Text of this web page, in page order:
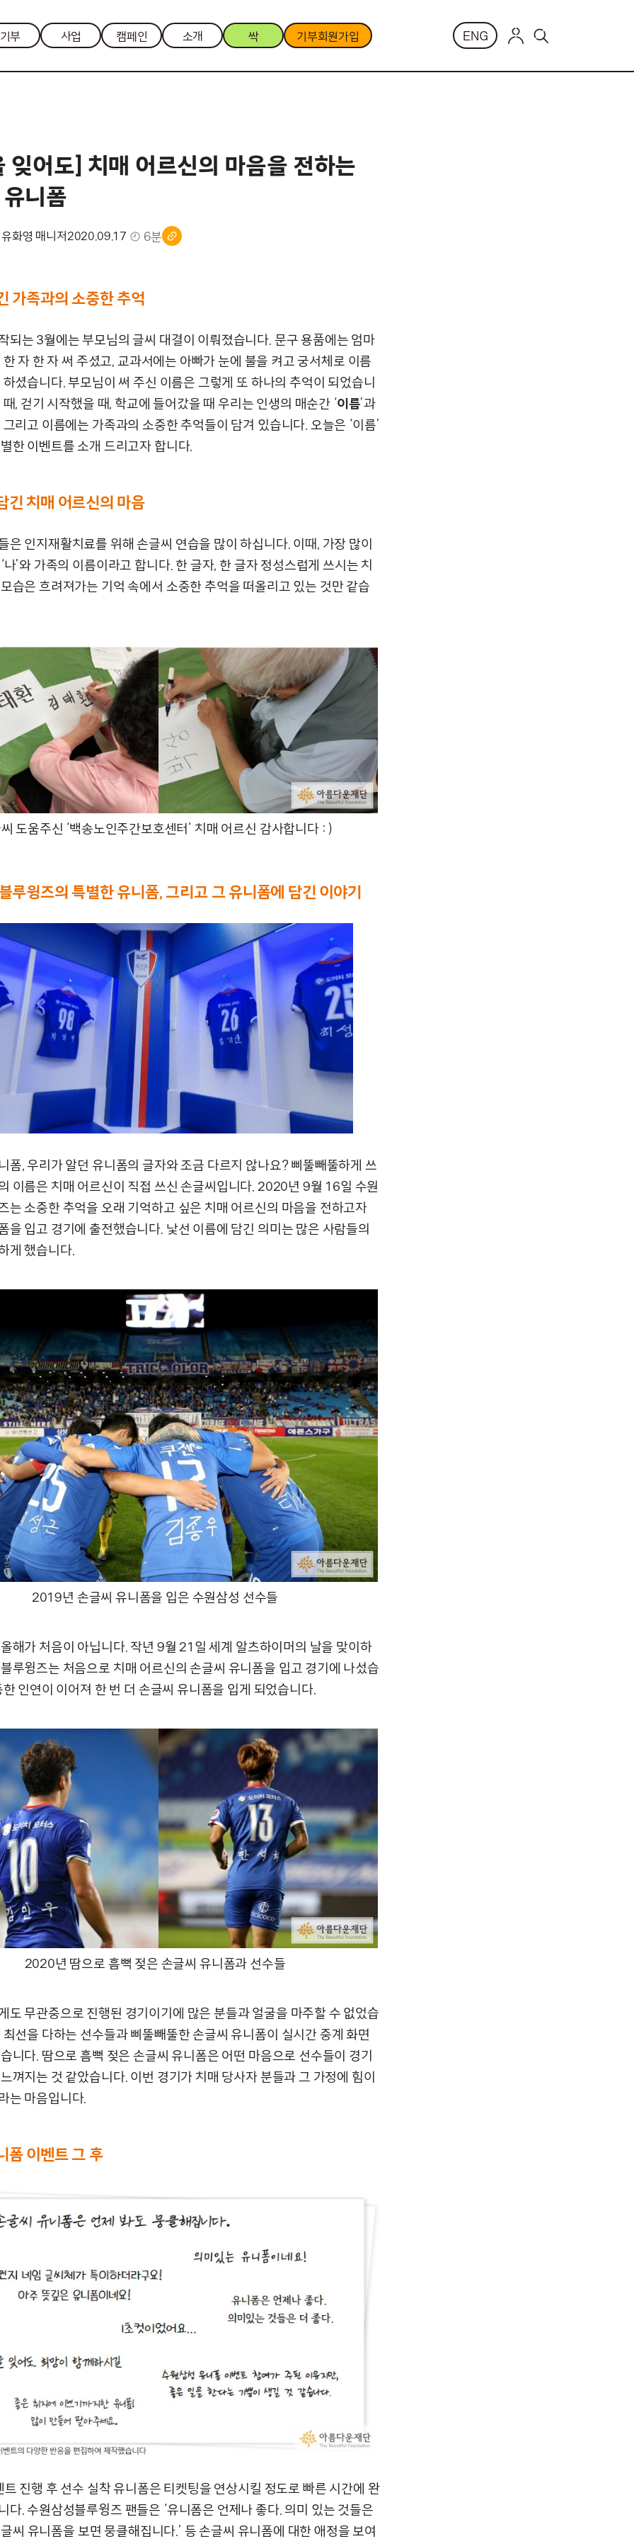
기부 사업 캠페인 소개 싹 기부회원가입 ENG
잊어도] 치매 어르신의 마음을 전하는
니폼
화영 매니저2020.09.17 6분
가족과의 소중한 추억
되는 3월에는 부모님의 글씨 대결이 이뤄졌습니다. 문구 용품에는 엄마
자 한 자 써 주셨고, 교과서에는 아빠가 눈에 불을 켜고 궁서체로 이름
셨습니다. 부모님이 써 주신 이름은 그렇게 또 하나의 추억이 되었습니
, 걷기 시작했을 때, 학교에 들어갔을 때 우리는 인생의 매순간 ‘이름’과
리고 이름에는 가족과의 소중한 추억들이 담겨 있습니다. 오늘은 ‘이름’
한 이벤트를 소개 드리고자 합니다.
긴 치매 어르신의 마음
은 인지재활치료를 위해 손글씨 연습을 많이 하십니다. 이때, 가장 많이
나’와 가족의 이름이라고 합니다. 한 글자, 한 글자 정성스럽게 쓰시는 치
습은 흐려져가는 기억 속에서 소중한 추억을 떠올리고 있는 것만 같습
도움주신 ‘백송노인주간보호센터’ 치매 어르신 감사합니다 : )
루윙즈의 특별한 유니폼, 그리고 그 유니폼에 담긴 이야기
폼, 우리가 알던 유니폼의 글자와 조금 다르지 않나요? 삐뚤빼뚤하게 쓰
이름은 치매 어르신이 직접 쓰신 손글씨입니다. 2020년 9월 16일 수원
는 소중한 추억을 오래 기억하고 싶은 치매 어르신의 마음을 전하고자
을 입고 경기에 출전했습니다. 낯선 이름에 담긴 의미는 많은 사람들의
게 했습니다.
2019년 손글씨 유니폼을 입은 수원삼성 선수들
해가 처음이 아닙니다. 작년 9월 21일 세계 알츠하이머의 날을 맞이하
루윙즈는 처음으로 치매 어르신의 손글씨 유니폼을 입고 경기에 나섰습
인연이 이어져 한 번 더 손글씨 유니폼을 입게 되었습니다.
2020년 땀으로 흠뻑 젖은 손글씨 유니폼과 선수들
도 무관중으로 진행된 경기이기에 많은 분들과 얼굴을 마주할 수 없었습
선을 다하는 선수들과 삐뚤빼뚤한 손글씨 유니폼이 실시간 중계 화면
니다. 땀으로 흠뻑 젖은 손글씨 유니폼은 어떤 마음으로 선수들이 경기
껴지는 것 같았습니다. 이번 경기가 치매 당사자 분들과 그 가정에 힘이
는 마음입니다.
폼 이벤트 그 후
진행 후 선수 실착 유니폼은 티켓팅을 연상시킬 정도로 빠른 시간에 완
다. 수원삼성블루윙즈 팬들은 ‘유니폼은 언제나 좋다. 의미 있는 것들은
글씨 유니폼을 보면 뭉클해집니다.’ 등 손글씨 유니폼에 대한 애정을 보여